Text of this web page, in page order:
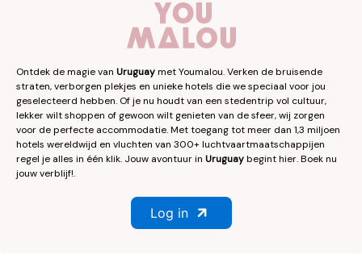
Ontdek de magie van Uruguaymet Youmalou. Verken de bruisende
straten, verborgen plekjes en unieke hotels die we speciaal voor jou
geselecteerd hebben. Of je nu houdt van een stedentrip vol cultuur,
lekker wilt shoppen of gewoon wilt genieten van de sfeer, wij zorgen
voor de perfecte accommodatie. Met toegang tot meer dan 1,3 miljoen
hotels wereldwijd en vluchten van 300+ luchtvaartmaatschappijen
regel je alles in één klik. Jouw avontuur in Uruguaybegint hier. Boek nu
jouw verblijf!.
Log in